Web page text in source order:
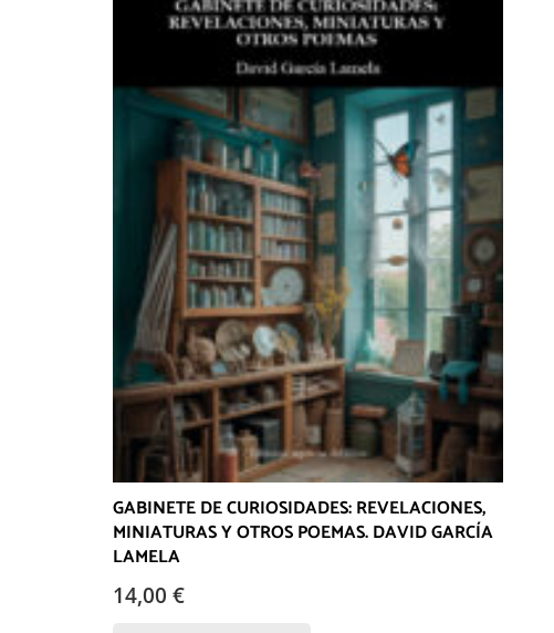
GABINETE DE CURIOSIDADES: REVELACIONES,
MINIATURAS Y OTROS POEMAS. DAVID GARCÍA
LAMELA
14,00 €